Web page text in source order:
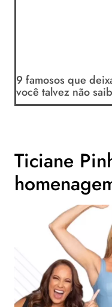
9 famosos que
você talvez não
Ticiane